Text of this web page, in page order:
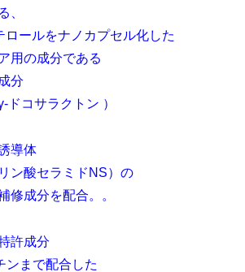
、
ロールをナノカプセル化した
用の成分である
分
ドコサラクトン ）
導体
ン酸セラミドNS）の
修成分を配合。。
許成分
ンまで配合した